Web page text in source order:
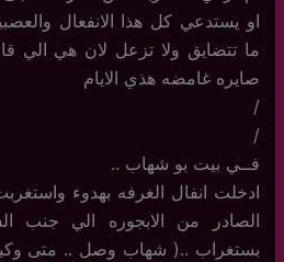
او يستدعي كل هذا الانفعال
ما تتضايق ولا تزعل لان هي الي
صايره غامضه هذي الايام
/
/
فــي بيت بو شهاب ..
ادخلت انفال الغرفه بهدوء
الصادر من الابجوره الي جنب
بستغراب ..( شهاب وصل .. متى